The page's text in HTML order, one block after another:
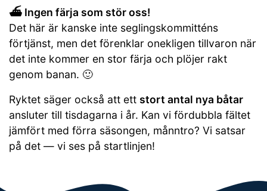
⛴ Ingen färja som stör oss!
Det här är kanske inte seglingskommitténs
förtjänst, men det förenklar onekligen tillvaron när
det inte kommer en stor färja och plöjer rakt
genom banan. 🙂
Ryktet säger också att ett stort antal nya båtar
ansluter till tisdagarna i år. Kan vi fördubbla fältet
jämfört med förra säsongen, månntro? Vi satsar
på det — vi ses på startlinjen!